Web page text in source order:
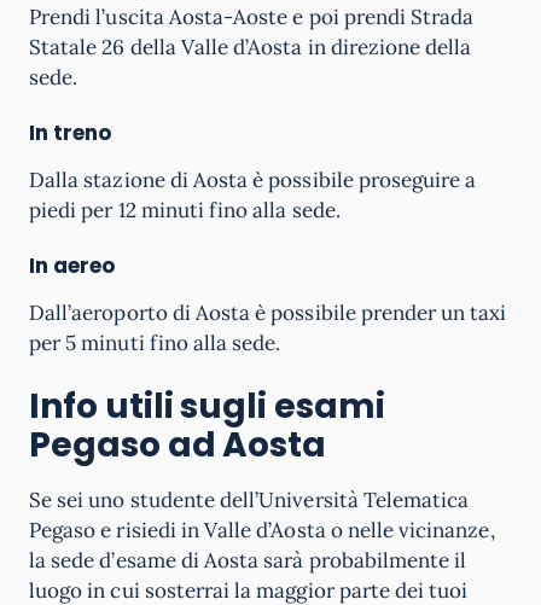
Prendi l’uscita Aosta-Aoste e poi prendi Strada
Statale 26 della Valle d’Aosta in direzione della
sede.
In treno
Dalla stazione di Aosta è possibile proseguire a
piedi per 12 minuti fino alla sede.
In aereo
Dall’aeroporto di Aosta è possibile prender un taxi
per 5 minuti fino alla sede.
Info utili sugli esami
Pegaso ad Aosta
Se sei uno studente dell’Università Telematica
Pegaso e risiedi in Valle d’Aosta o nelle vicinanze,
la sede d’esame di Aosta sarà probabilmente il
luogo in cui sosterrai la maggior parte dei tuoi